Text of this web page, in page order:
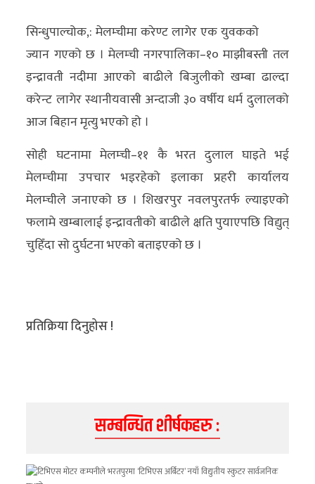
अर्थ/
वाणिज्य
मनाेरञ्जन
विज्ञान
अन्तरर्वार्ता
विचार/
ब्लग
अन्य
फोटो
सिन्धुपाल्चोक,: मेलम्चीमा करेण्ट लागेर एक युवकको
ज्यान गएको छ । मेलम्ची नगरपालिका–१० माझीबस्ती तल
इन्द्रावती नदीमा आएको बाढीले बिजुलीको खम्बा ढाल्दा
करेन्ट लागेर स्थानीयवासी अन्दाजी ३० वर्षीय धर्म दुलालको
आज बिहान मृत्यु भएको हो ।
सोही घटनामा मेलम्ची–११ कै भरत दुलाल घाइते भई
मेलम्चीमा उपचार भइरहेको इलाका प्रहरी कार्यालय
मेलम्चीले जनाएको छ । शिखरपुर नवलपुरतर्फ ल्याइएको
फलामे खम्बालाई इन्द्रावतीको बाढीले क्षति पुयाएपछि विद्युत्
चुहिँदा सो दुर्घटना भएको बताइएको छ ।
प्रतिक्रिया दिनुहोस !
सम्बन्धित शीर्षकहरु :